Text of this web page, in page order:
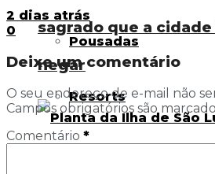
sagrado que a
negar
Pousadas
Resorts
2 dias atrás
0
Deixe um comentário
O seu endereço de e-mail não
Campos obrigatórios são
Comentário *